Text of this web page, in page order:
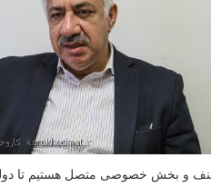
صنف و بخش خصوصی متصل هستیم تا